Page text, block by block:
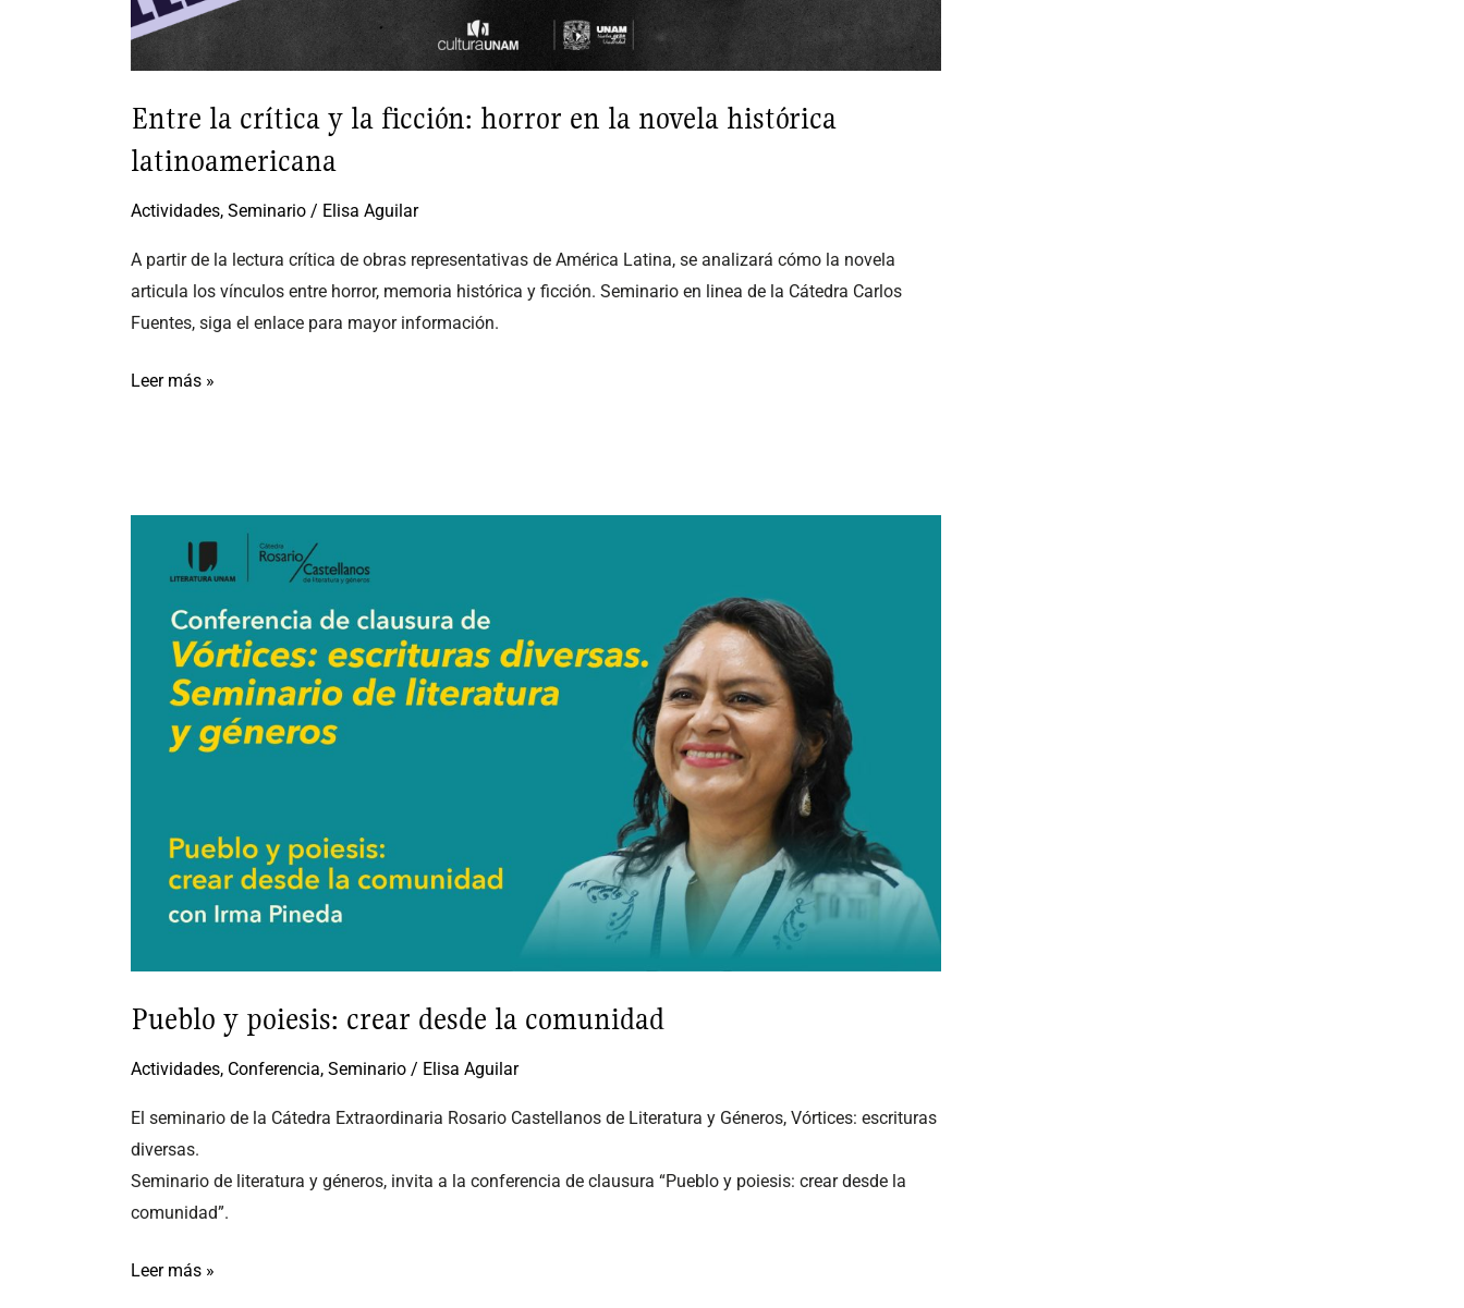
Entre la crítica y la ficción: horror en la novela histórica
latinoamericana
Actividades, Seminario / Elisa Aguilar
A partir de la lectura crítica de obras representativas de América Latina, se analizará cómo la novela
articula los vínculos entre horror, memoria histórica y ficción. Seminario en linea de la Cátedra Carlos
Fuentes, siga el enlace para mayor información.
Leer más »
Pueblo y poiesis: crear desde la comunidad
Actividades, Conferencia, Seminario / Elisa Aguilar
El seminario de la Cátedra Extraordinaria Rosario Castellanos de Literatura y Géneros, Vórtices: escrituras
diversas.
Seminario de literatura y géneros, invita a la conferencia de clausura “Pueblo y poiesis: crear desde la
comunidad”.
desde
comunidad
Leer más »